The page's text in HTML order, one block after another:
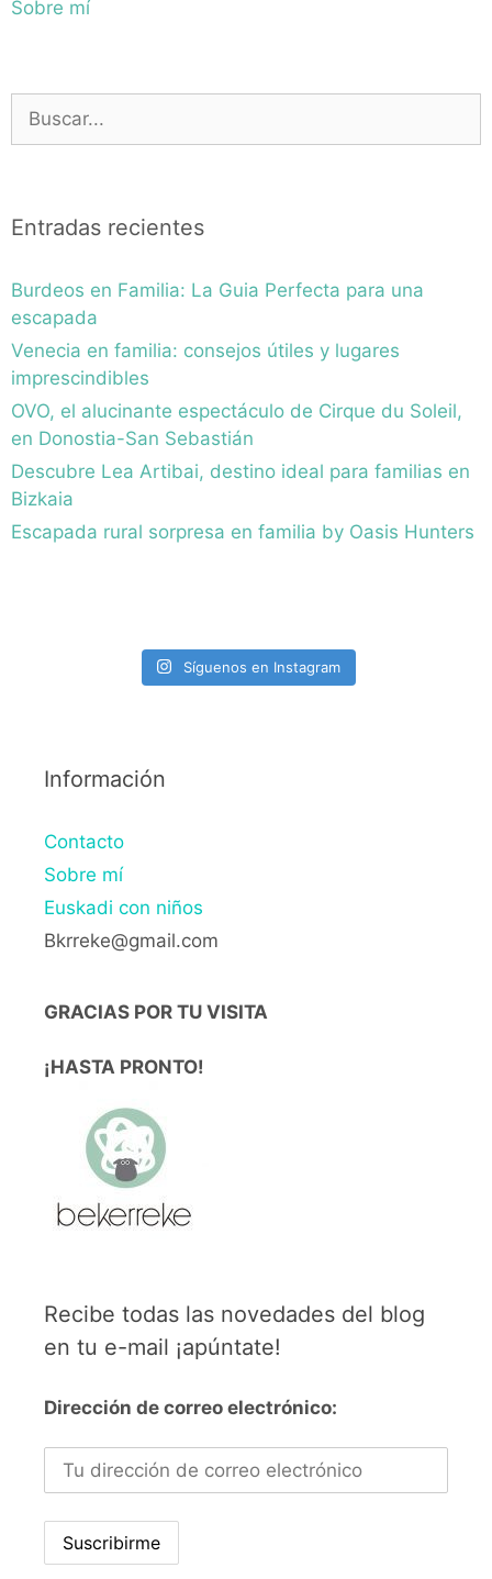
Sobre mí
Entradas recientes
Burdeos en Familia: La Guia Perfecta para una
escapada
Venecia en familia: consejos útiles y lugares
imprescindibles
OVO, el alucinante espectáculo de Cirque du Soleil,
en Donostia-San Sebastián
Descubre Lea Artibai, destino ideal para familias en
Bizkaia
Escapada rural sorpresa en familia by Oasis Hunters
Síguenos en Instagram
Información
Contacto
Sobre mí
Euskadi con niños
Bkrreke@gmail.com
GRACIAS POR TU VISITA
¡HASTA PRONTO!
Recibe todas las novedades del blog
en tu e-mail ¡apúntate!
Dirección de correo electrónico: